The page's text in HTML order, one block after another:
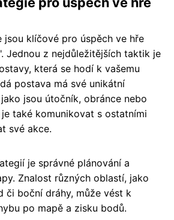
jsou klíčové pro úspěch ve hře
Jednou z nejdůležitějších taktik je
která se hodí k vašemu
postava má své unikátní
jsou útočník, obránce nebo
také komunikovat s ostatními
své akce.
je správné plánování a
Znalost různých oblastí, jako
či boční dráhy, může vést k
po mapě a zisku bodů.